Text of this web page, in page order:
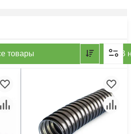
товары В